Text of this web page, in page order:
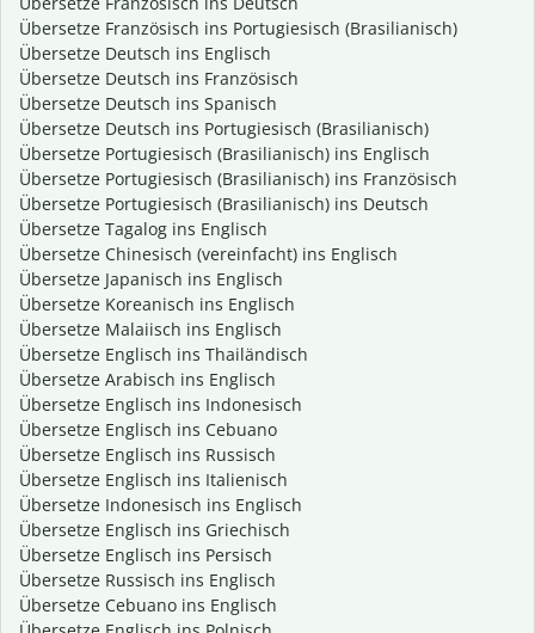
Übersetze Französisch ins Portugiesisch (Brasilianisch)
Übersetze Deutsch ins Englisch
Übersetze Deutsch ins Französisch
Übersetze Deutsch ins Spanisch
Übersetze Deutsch ins Portugiesisch (Brasilianisch)
Übersetze Portugiesisch (Brasilianisch) ins Englisch
Übersetze Portugiesisch (Brasilianisch) ins Französisch
Übersetze Portugiesisch (Brasilianisch) ins Deutsch
Übersetze Tagalog ins Englisch
Übersetze Chinesisch (vereinfacht) ins Englisch
Übersetze Japanisch ins Englisch
Übersetze Koreanisch ins Englisch
Übersetze Malaiisch ins Englisch
Übersetze Englisch ins Thailändisch
Übersetze Arabisch ins Englisch
Übersetze Englisch ins Indonesisch
Übersetze Englisch ins Cebuano
Übersetze Englisch ins Russisch
Übersetze Englisch ins Italienisch
Übersetze Indonesisch ins Englisch
Übersetze Englisch ins Griechisch
Übersetze Englisch ins Persisch
Übersetze Russisch ins Englisch
Übersetze Cebuano ins Englisch